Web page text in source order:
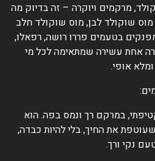
מרקמים ויוקרה – זה בדיוק מה
שוקולד לבן, מוס שוקולד חלב
בטעמים פררו רושה, רפאלו,
אחת עשירה שמתאימה לכל מי
אופי.
במרקם רך ונמס בפה. הוא
את החיך, בלי להיות כבדה,
נקי ורך.